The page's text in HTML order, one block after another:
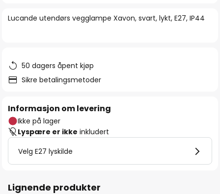
Lucande utendørs vegglampe Xavon, svart, lykt, E27, IP44
50 dagers åpent kjøp
Sikre betalingsmetoder
Informasjon om levering
Ikke på lager
Lyspære er ikke inkludert
Velg E27 lyskilde
Lignende produkter